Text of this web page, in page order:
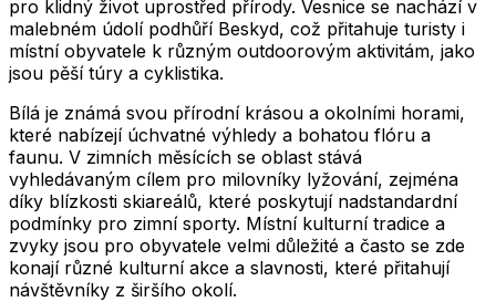
pro klidný život uprostřed přírody. Vesnice se nachází v
malebném údolí podhůří Beskyd, což přitahuje turisty i
místní obyvatele k různým outdoorovým aktivitám, jako
jsou pěší túry a cyklistika.
Bílá je známá svou přírodní krásou a okolními horami,
které nabízejí úchvatné výhledy a bohatou flóru a
faunu. V zimních měsících se oblast stává
vyhledávaným cílem pro milovníky lyžování, zejména
díky blízkosti skiareálů, které poskytují nadstandardní
podmínky pro zimní sporty. Místní kulturní tradice a
zvyky jsou pro obyvatele velmi důležité a často se zde
konají různé kulturní akce a slavnosti, které přitahují
návštěvníky z širšího okolí.